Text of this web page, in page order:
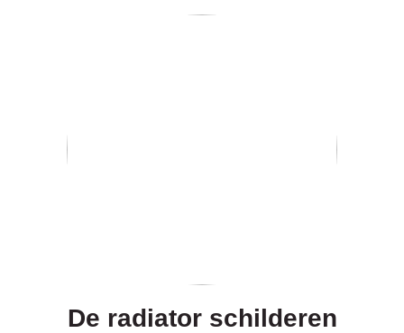
De radiator schilderen